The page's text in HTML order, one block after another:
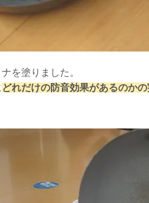
を塗りました。
どれだけの防音効果があるのか